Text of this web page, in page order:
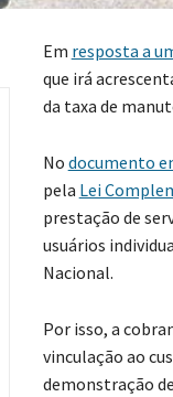
Em resposta a
que irá
da taxa de
No documento
pela Lei
prestação de
usuários
Nacional.
Por isso, a
vinculação ao
demonstração